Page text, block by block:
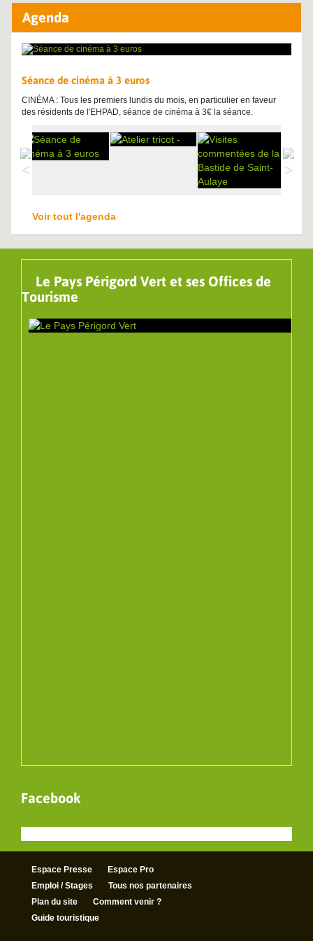
Agenda
Séance de cinéma à 3 euros
CINÉMA : Tous les premiers lundis du mois, en particulier en faveur
des résidents de l'EHPAD, séance de cinéma à 3€ la séance.
Voir tout l'agenda
Le Pays Périgord Vert et ses Offices de
Tourisme
Facebook
Espace Presse
Espace Pro
Emploi / Stages
Tous nos partenaires
Plan du site
Comment venir ?
Guide touristique